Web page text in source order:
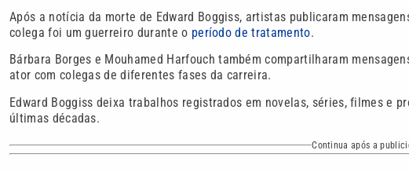
Após a notícia da morte de Edward Boggiss, artistas publicaram
colega foi um guerreiro durante o período de tratamento.
Bárbara Borges e Mouhamed Harfouch também compartilharam
ator com colegas de diferentes fases da carreira.
Edward Boggiss deixa trabalhos registrados em novelas, séries, filmes e
últimas décadas.
Continua após a